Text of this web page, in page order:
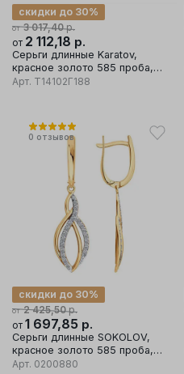
от 3 017,40р.
скидки до 30%
от 2 112,18 р.
Серьги длинные Karatov,
красное золото 585 проба,
вставка аметист
Арт. Т14102Г188
0 отзывов
от 2 425,50р.
скидки до 30%
от 1 697,85 р.
Серьги длинные SOKOLOV,
красное золото 585 проба,
вставка фианит
Арт. 0200880